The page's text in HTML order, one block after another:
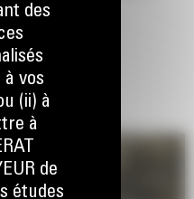
optimale des matériaux
des
à vos
(ii) à
à
de
études